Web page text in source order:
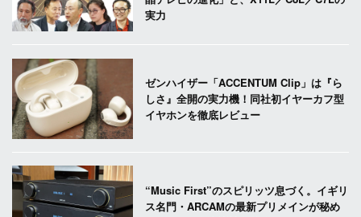
実力
ゼンハイザー「ACCENTUM Clip」は『ら
しさ』全開の実力機！同社初イヤーカフ型
イヤホンを徹底レビュー
“Music First”のスピリッツ息づく。イギリ
ス名門・ARCAMの最新プリメインが秘め